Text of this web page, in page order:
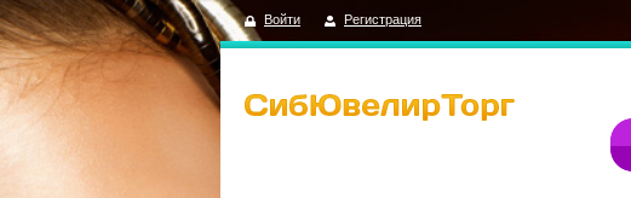
Войти Регистрация